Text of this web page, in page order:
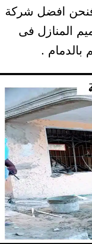
فنحن افضل شركة
المنازل فى
.